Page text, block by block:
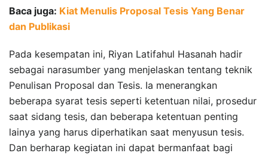
Baca juga: Kiat Menulis Proposal Tesis Yang Benar
dan Publikasi
Pada kesempatan ini, Riyan Latifahul Hasanah hadir
sebagai narasumber yang menjelaskan tentang teknik
Penulisan Proposal dan Tesis. Ia menerangkan
beberapa syarat tesis seperti ketentuan nilai, prosedur
saat sidang tesis, dan beberapa ketentuan penting
lainya yang harus diperhatikan saat menyusun tesis.
Dan berharap kegiatan ini dapat bermanfaat bagi